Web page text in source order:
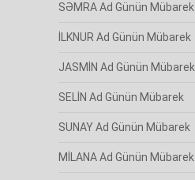
SƏMRA Ad Günün Mübarek
İLKNUR Ad Günün Mübarek
JASMİN Ad Günün Mübarek
SELİN Ad Günün Mübarek
SUNAY Ad Günün Mübarek
MİLANA Ad Günün Mübarek